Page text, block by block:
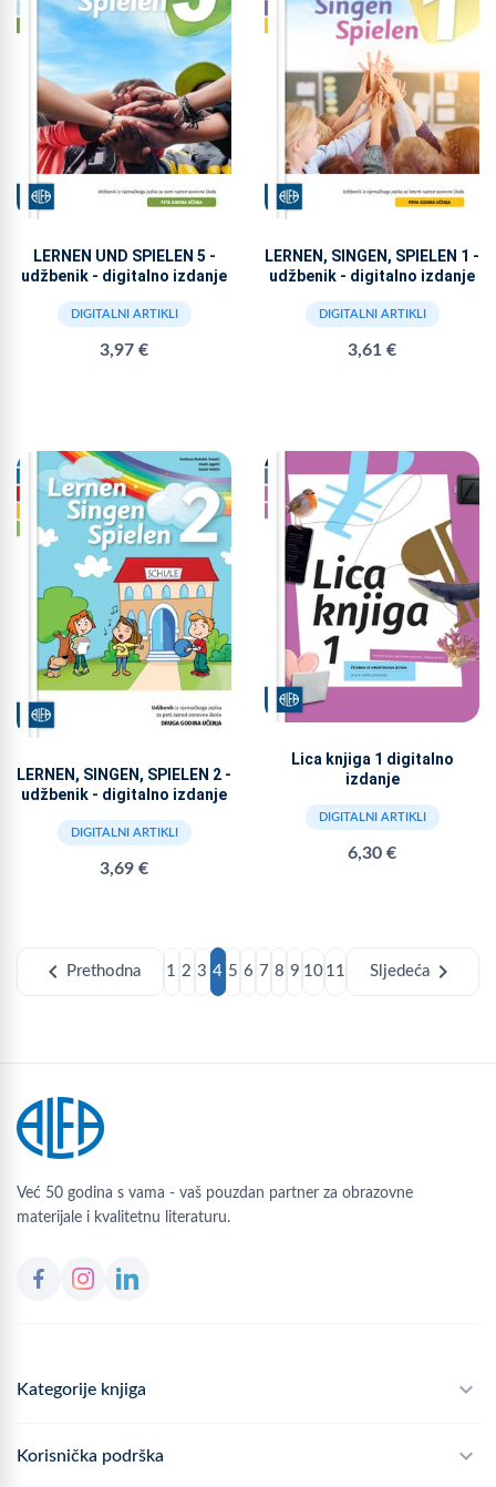
LERNEN UND SPIELEN 5 -
udžbenik - digitalno izdanje
DIGITALNI ARTIKLI
3,97 €
LERNEN, SINGEN, SPIELEN 1 -
udžbenik - digitalno izdanje
DIGITALNI ARTIKLI
3,61 €
LERNEN, SINGEN, SPIELEN 2 -
udžbenik - digitalno izdanje
DIGITALNI ARTIKLI
3,69 €
Lica knjiga 1 digitalno
izdanje
DIGITALNI ARTIKLI
6,30 €
chevron_left Prethodna 1 2 3 4 5 6 7 8 9 10 11 Sljedeća chevron_right
Već 50 godina s vama - vaš pouzdan partner za obrazovne
materijale i kvalitetnu literaturu.
Kategorije knjiga
Školski program
Korisnička podrška